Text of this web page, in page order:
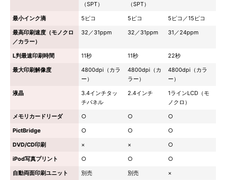
（SPT）
（SPT）
最小インク滴 5ピコ 5ピコ
5ピコ／15ピコ
最高印刷速度（モノクロ
／カラー）
32／31ppm 32／31ppm 31／24ppm
L判最速印刷時間 11秒 11秒
22秒
最大印刷解像度
4800dpi（カラ
ー）
4800dpi（カ
ラー）
4800dpi（カラ
ー）
液晶
3.4インチタッ
チパネル
2.4インチ
1ラインLCD（モ
ノクロ）
メモリカードリーダ
○ ○
○
PictBridge
○ ○
○
DVD/CD印刷
× ×
○
iPod写真プリント
○ ○
○
自動両面印刷ユニット
別売 別売
×